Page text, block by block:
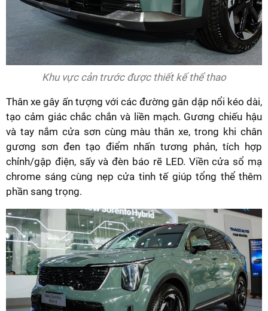
Khu vực cản trước được thiết kế thể thao
Thân xe gây ấn tượng với các đường gân dập nổi kéo dài,
tạo cảm giác chắc chắn và liền mạch. Gương chiếu hậu
và tay nắm cửa sơn cùng màu thân xe, trong khi chân
gương sơn đen tạo điểm nhấn tương phản, tích hợp
chỉnh/gập điện, sấy và đèn báo rẽ LED. Viền cửa sổ mạ
chrome sáng cùng nẹp cửa tinh tế giúp tổng thể thêm
phần sang trọng.